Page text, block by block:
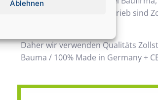
Ablehnen
möglichen Handwerksbetrieb sind
Daher wir verwenden Qualitäts
Bauma / 100% Made in Germany +